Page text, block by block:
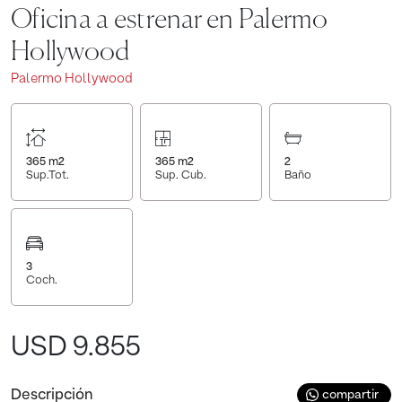
Oficina a estrenar en Palermo
Hollywood
Palermo Hollywood
365 m2
Sup.Tot.
365 m2
Sup. Cub.
2
Baño
3
Coch.
USD 9.855
Descripción compartir